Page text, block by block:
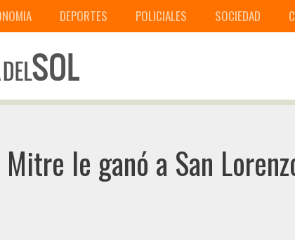
DEPORTES POLICIALES SOCIEDAD
le ganó a San